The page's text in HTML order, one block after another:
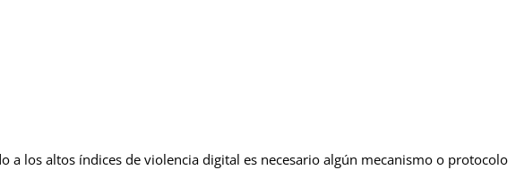
a los altos índices de violencia digital es necesario algún mecanismo o protocolo